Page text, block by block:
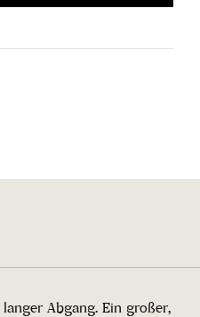
Abgang. Ein großer,